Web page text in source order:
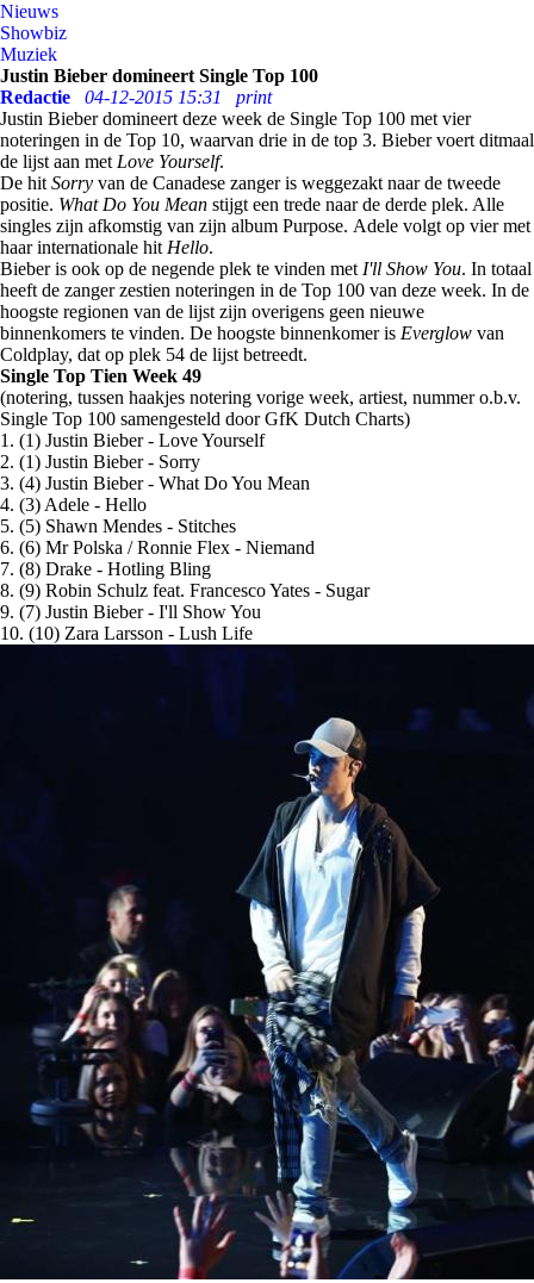
Nieuws
Showbiz
Muziek
Justin Bieber domineert Single Top 100
Redactie
04-12-2015 15:31
print
Justin Bieber domineert deze week de Single Top 100 met vier
noteringen in de Top 10, waarvan drie in de top 3. Bieber voert ditmaal
de lijst aan met Love Yourself.
De hit Sorry van de Canadese zanger is weggezakt naar de tweede
positie. What Do You Mean stijgt een trede naar de derde plek. Alle
singles zijn afkomstig van zijn album Purpose. Adele volgt op vier met
haar internationale hit Hello.
Bieber is ook op de negende plek te vinden met I'll Show You. In totaal
heeft de zanger zestien noteringen in de Top 100 van deze week. In de
hoogste regionen van de lijst zijn overigens geen nieuwe
binnenkomers te vinden. De hoogste binnenkomer is Everglow van
Coldplay, dat op plek 54 de lijst betreedt.
Single Top Tien Week 49
(notering, tussen haakjes notering vorige week, artiest, nummer o.b.v.
Single Top 100 samengesteld door GfK Dutch Charts)
1. (1) Justin Bieber - Love Yourself
2. (1) Justin Bieber - Sorry
3. (4) Justin Bieber - What Do You Mean
4. (3) Adele - Hello
5. (5) Shawn Mendes - Stitches
6. (6) Mr Polska / Ronnie Flex - Niemand
7. (8) Drake - Hotling Bling
8. (9) Robin Schulz feat. Francesco Yates - Sugar
9. (7) Justin Bieber - I'll Show You
10. (10) Zara Larsson - Lush Life